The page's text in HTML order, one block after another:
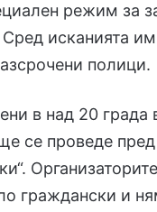
режим за
исканията
полици.
в над 20 града
се проведе
граждански и